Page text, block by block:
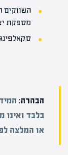
מספקת
הבהרה:
בלבד ואינו
או המלצה